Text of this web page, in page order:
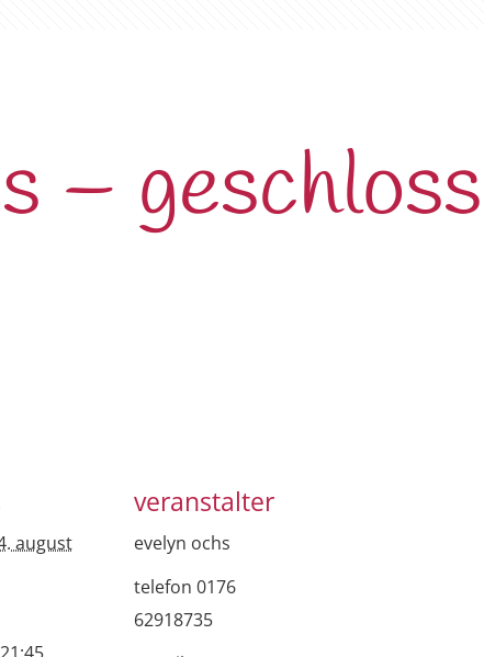
–
august
veranstalter
evelyn ochs
telefon0176
62918735